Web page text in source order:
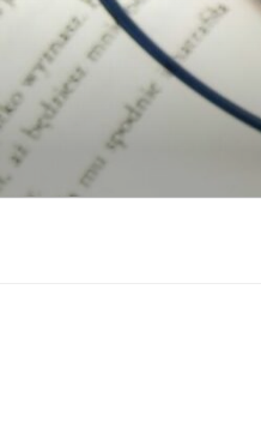
Skip
content